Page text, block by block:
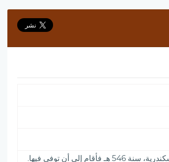
حافظ مكثر، من أهل أصبهان. رحل في طلب الحديث، وكتب تعاليق وأمالي كثيرة، وبنى له الأمير العادل (وزير الظافر العبيدي) مدرسة في الإسكندرية، سنة 546 هـ فأقام إلى أن توفي فيها.